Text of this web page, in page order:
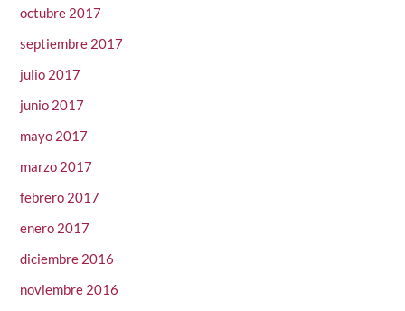
octubre 2017
septiembre 2017
julio 2017
junio 2017
mayo 2017
marzo 2017
febrero 2017
enero 2017
diciembre 2016
noviembre 2016